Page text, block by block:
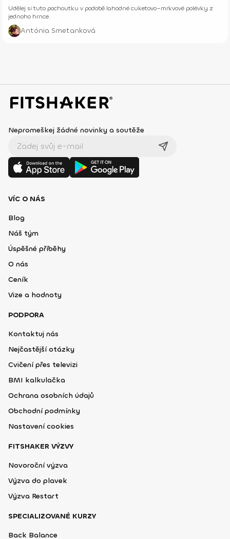
Udělej si tuto pochoutku v podobě lahodné cuketovo–mrkvové polévky z
jednoho hrnce.
Antónia Smetanková
Nepromeškej žádné novinky a soutěže
VÍC O NÁS
Blog
Náš tým
Úspěšné příběhy
O nás
Ceník
Vize a hodnoty
PODPORA
Kontaktuj nás
Nejčastější otázky
Cvičení přes televizi
BMI kalkulačka
Ochrana osobních údajů
Obchodní podmínky
Nastavení cookies
FITSHAKER VÝZVY
Novoroční výzva
Výzva do plavek
Výzva Restart
SPECIALIZOVANÉ KURZY
Back Balance